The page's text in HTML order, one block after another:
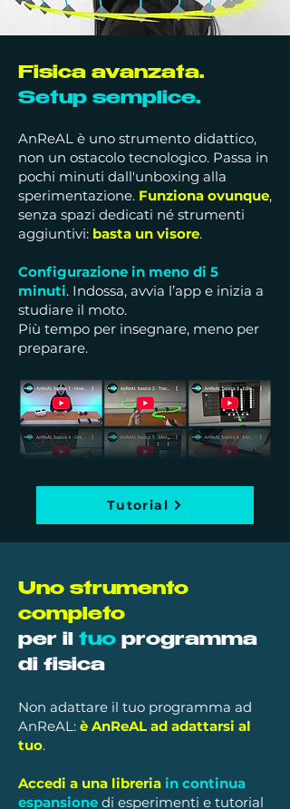
Fisica avanzata.
Setup semplice.
AnReAL è uno strumento didattico,
non un ostacolo tecnologico. Passa in
pochi minuti dall'unboxing alla
sperimentazione. Funziona ovunque,
senza spazi dedicati né strumenti
aggiuntivi: basta un visore.
Configurazione in meno di 5
minuti. Indossa, avvia l’app e inizia a
studiare il moto.
Più tempo per insegnare, meno per
preparare.
Tutorial
Uno strumento
completo
per il tuo programma
di fisica
Non adattare il tuo programma ad
AnReAL: è AnReAL ad adattarsi al
tuo.
Accedi a una libreria in continua
espansione di esperimenti e tutorial